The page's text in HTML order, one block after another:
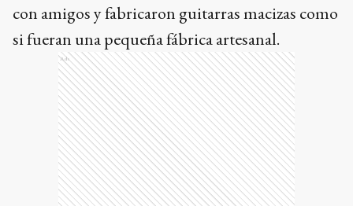
con amigos y fabricaron guitarras macizas como
si fueran una pequeña fábrica artesanal.
Ads